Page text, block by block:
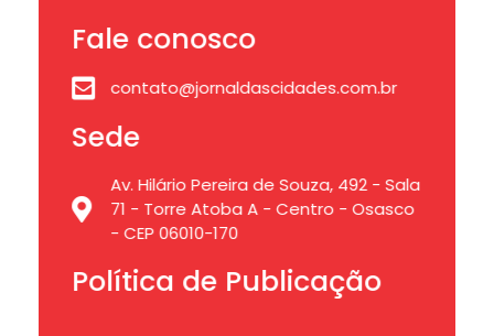
Fale conosco
contato@jornaldascidades.com.br
Sede
Av. Hilário Pereira de Souza, 492 - Sala
71 - Torre Atoba A - Centro - Osasco
- CEP 06010-170
Política de Publicação